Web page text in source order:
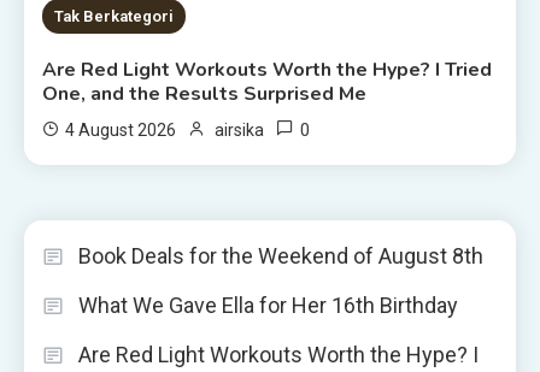
Tak Berkategori
Are Red Light Workouts Worth the Hype? I Tried
One, and the Results Surprised Me
4 August 2026 airsika 0
Book Deals for the Weekend of August 8th
What We Gave Ella for Her 16th Birthday
Are Red Light Workouts Worth the Hype? I